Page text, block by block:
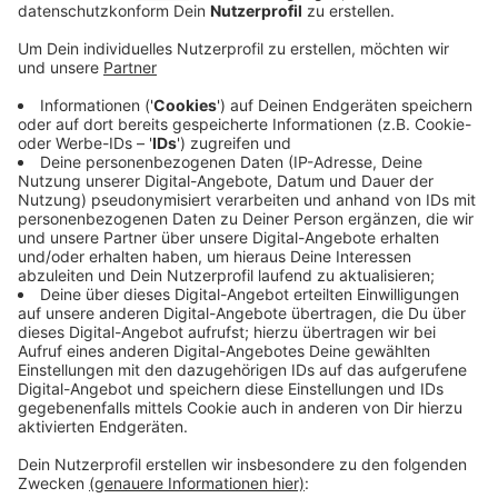
Sicherheitsfirmen überprüft, das steht in einer
Veröffentlicht:Samstag, 31.01.2026 10:51
Anzeige
Bei fünf Beschäftigten gebe es erste Hinweise, dass
ihnen nicht der Mindestlohn gezahlt wird. Für den
Missbrauch von Sozialleistungen gebe es in vier Fällen
erste Anhaltspunkte. Bei zwei Sicherheitskräften gibt
es laut Zoll Hinweise auf fehlende Meldungen zur
Sozialversicherung. Jetzt müssen diese Erkenntnisse
aber erstmal überprüft und ausgewertet werden. Der
1.FC Köln beauftragt externen Dienstleister etwa bei
den Einlasskontrollen oder der Blockaufsicht. (PR)
Anzeige